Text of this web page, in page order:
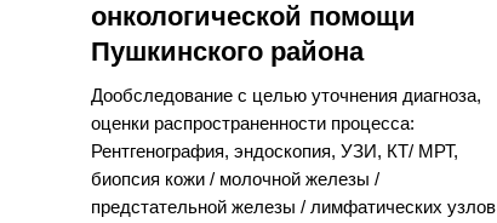
онкологической помощи
Пушкинского района
Дообследование с целью уточнения диагноза,
оценки распространенности процесса:
Рентгенография, эндоскопия, УЗИ, КТ/ МРТ,
биопсия кожи / молочной железы /
предстательной железы / лимфатических узлов